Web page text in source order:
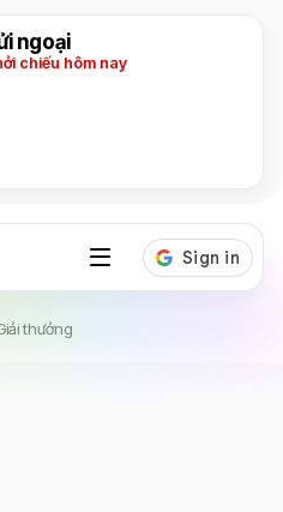
ngoại
chiếu hôm nay
thưởng